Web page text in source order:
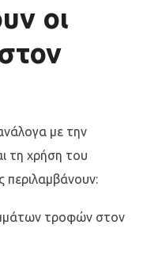
οι
με την
τη χρήση του
περιλαμβάνουν:
τροφών στον